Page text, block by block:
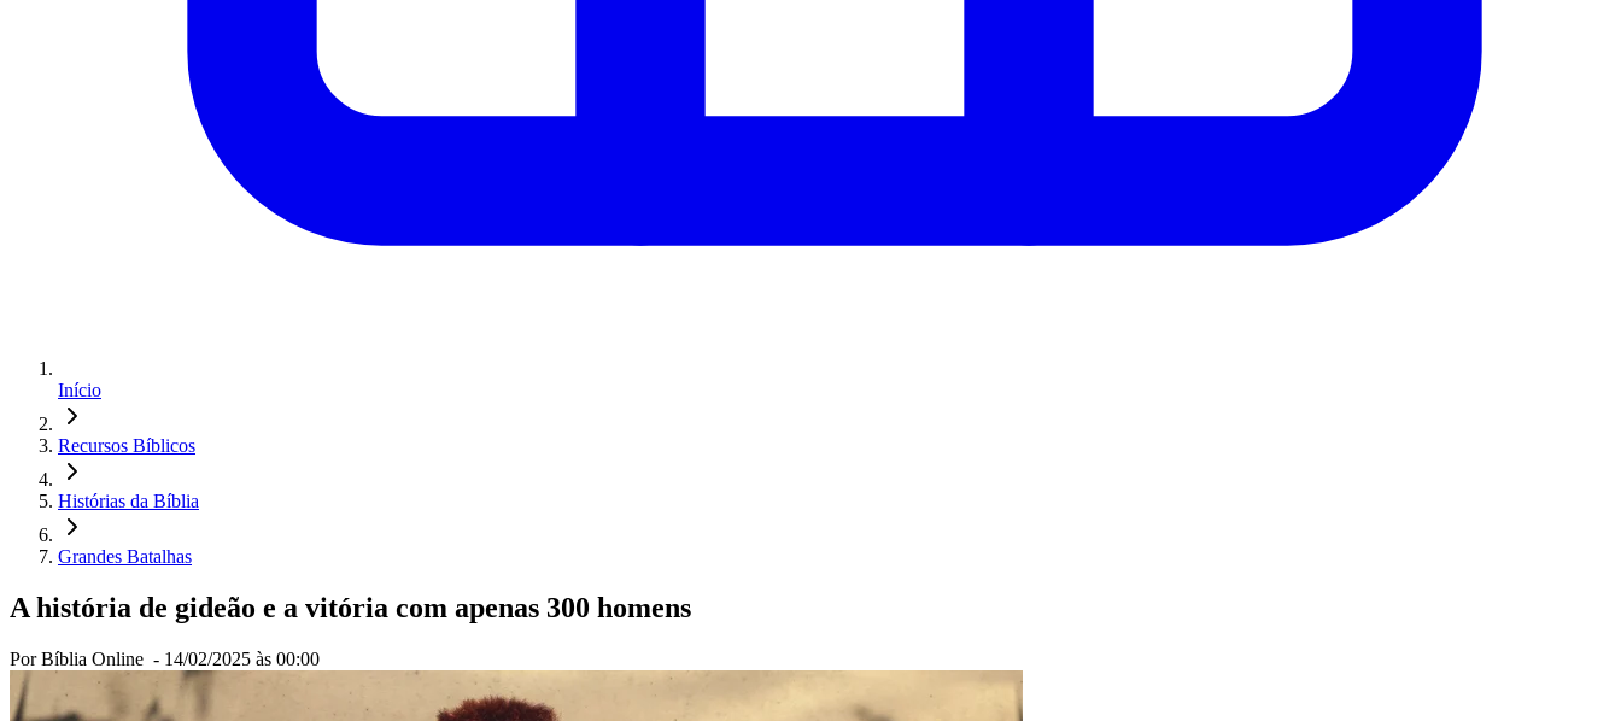
Início
Recursos Bíblicos
Histórias da Bíblia
Grandes Batalhas
A história de gideão e a vitória com apenas 300 homens
Por Bíblia Online - 14/02/2025 às 00:00